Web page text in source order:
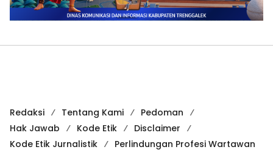
Redaksi Tentang Kami
Pedoman
Hak Jawab
Kode Etik
Disclaimer
Kode Etik Jurnalistik
Perlindungan Profesi Wartawan